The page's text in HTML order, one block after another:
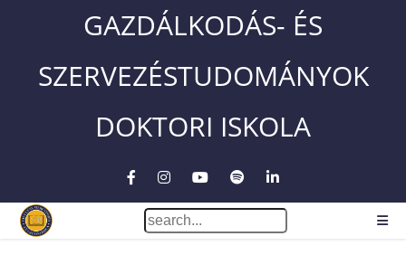
GAZDÁLKODÁS- ÉS
SZERVEZÉSTUDOMÁNYOK
DOKTORI ISKOLA